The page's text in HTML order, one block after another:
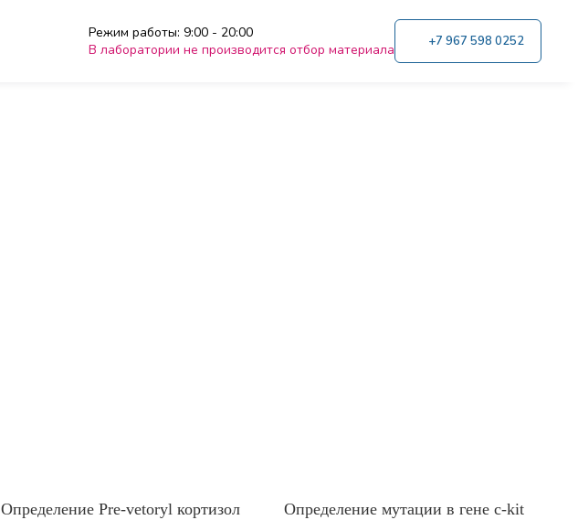
Режим работы: 9:00 - 20:00
В лаборатории не производится отбор материала
+7 967 598 0252
Определение Pre-vetoryl кортизол
Определение мутации в гене c-kit